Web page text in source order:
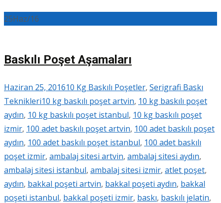
25Haz/16
Baskılı Poşet Aşamaları
Haziran 25, 201610 Kg Baskılı Poşetler, Serigrafi Baskı
Teknikleri10 kg baskılı poşet artvin, 10 kg baskılı poşet
aydın, 10 kg baskılı poşet istanbul, 10 kg baskılı poşet
izmir, 100 adet baskılı poşet artvin, 100 adet baskılı poşet
aydın, 100 adet baskılı poşet istanbul, 100 adet baskılı
poşet izmir, ambalaj sitesi artvin, ambalaj sitesi aydın,
ambalaj sitesi istanbul, ambalaj sitesi izmir, atlet poşet,
aydın, bakkal poşeti artvin, bakkal poşeti aydın, bakkal
poşeti istanbul, bakkal poşeti izmir, baskı, baskılı jelatin,